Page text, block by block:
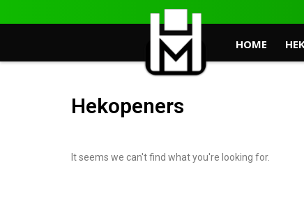
HOME
Hekopeners
It seems we can't find what you're looking for.